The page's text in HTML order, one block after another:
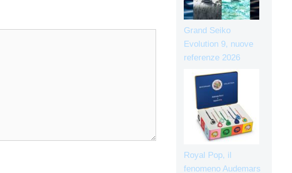
Grand Seiko
Evolution 9, nuove
referenze 2026
Royal Pop, il
fenomeno Audemars